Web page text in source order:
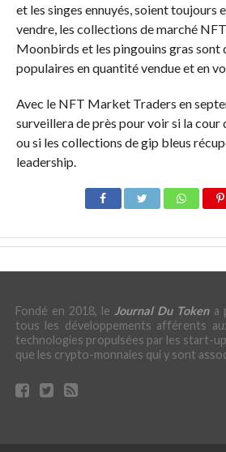
et les singes ennuyés, soient toujours
vendre, les collections de marché
Moonbirds et les pingouins gras sont
populaires en quantité vendue et en
Avec le NFT Market Traders en
surveillera de près pour voir si la cour
ou si les collections de gip bleus
leadership.
Fondé en 2018, le Journal Du Tokena
tous les développements afférents
technologies propulsées par les start-
que les crypto-monnaies qui y sont